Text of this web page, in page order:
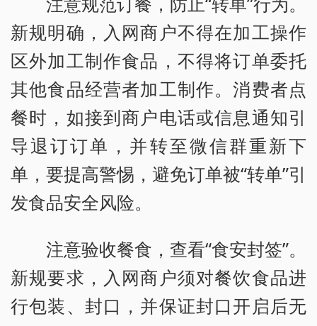
新规明确，入网商户不得在加工操作
区外加工制作食品，不得将订单委托
其他食品经营者加工制作。消费者点
餐时，如接到商户电话或信息通知引
导退订订单，并转至微信群重新下
单，要提高警惕，避免订单被“转单”引
发食品安全风险。
注意验收餐食，查看“食安封签”。
新规要求，入网商户须对餐饮食品进
行包装、封口，并保证封口开启后无